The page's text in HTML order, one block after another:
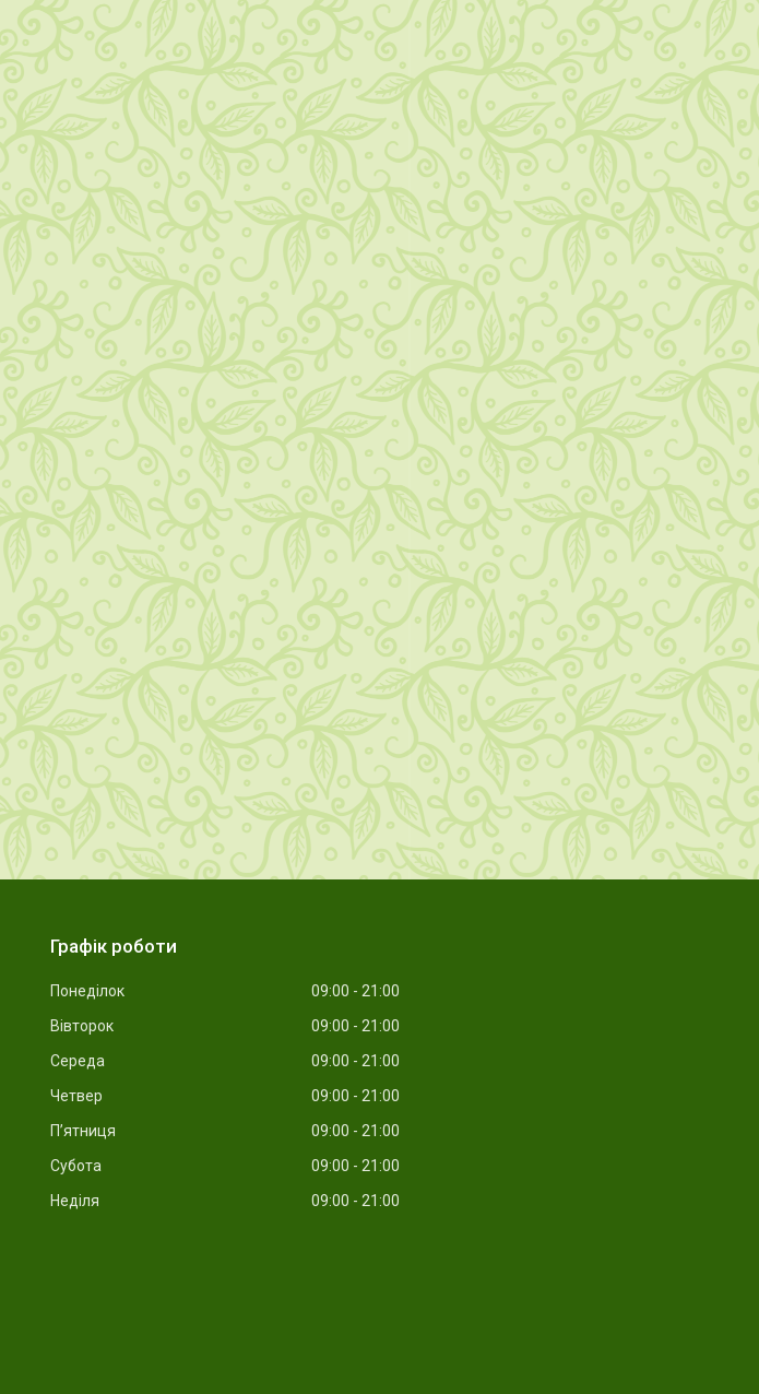
Графік роботи
Понеділок 09:00
21:00
Вівторок
09:00
21:00
Середа
09:00
21:00
Четвер
09:00
21:00
Пʼятниця
09:00
21:00
Субота
09:00
21:00
Неділя
09:00 21:00